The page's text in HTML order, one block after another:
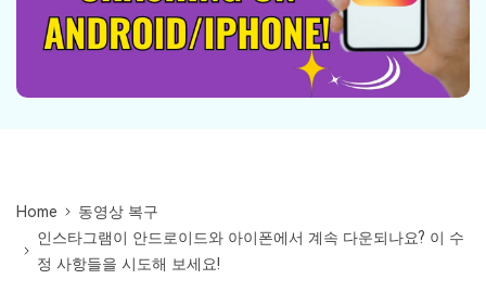
관련 제품
자세히 보기
Repairit -- 이메일
PST 및 OST 파일과 분실된 Outlook 이메일 복구 솔
Home
동영상 복구
인스타그램이 안드로이드와 아이폰에서 계속 다운되나요? 이 수
정 사항들을 시도해 보세요!